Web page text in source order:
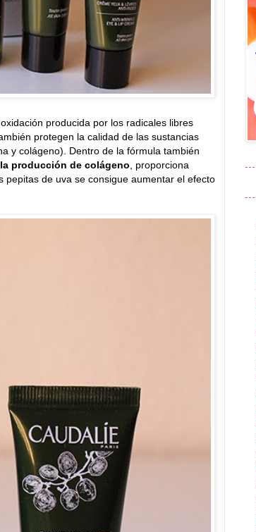
producida por los radicales libres
protegen la calidad de las sustancias
y colágeno). Dentro de la fórmula también
producción de colágeno , proporciona
pepitas de uva se consigue aumentar el efecto